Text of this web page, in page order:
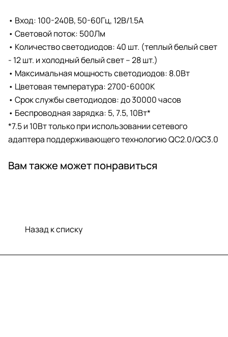
• Вход: 100-240В, 50-60Гц, 12В/1.5А
• Световой поток: 500Лм
• Количество светодиодов: 40 шт. (теплый белый свет
- 12 шт. и холодный белый свет – 28 шт.)
• Максимальная мощность светодиодов: 8.0Вт
• Цветовая температура: 2700-6000К
• Срок службы светодиодов: до 30000 часов
• Беспроводная зарядка: 5, 7.5, 10Вт*
*7.5 и 10Вт только при использовании сетевого
адаптера поддерживающего технологию QC2.0/QC3.0
Вам также может понравиться
Назад к списку